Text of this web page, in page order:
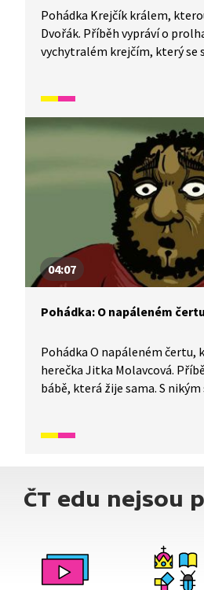
Pohádka Krejčík králem,
Dvořák. Příběh vypráví o
vychytralém krejčím, který se
Pohádka je přeložena do
04:07
Pohádka: O napáleném čertu
Pohádka O napáleném čertu,
herečka Jitka Molavcová.
bábě, která žije sama. S nikým
ČT edu nejsou